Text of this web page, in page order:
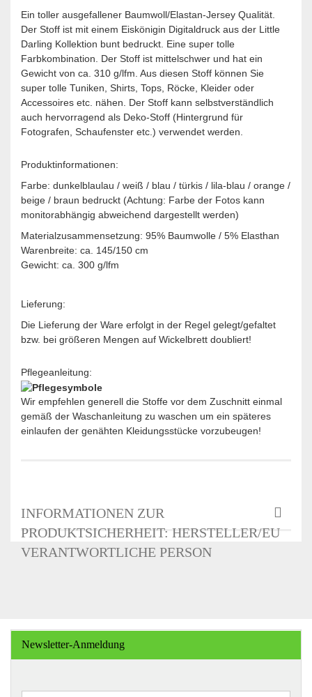
Ein toller ausgefallener Baumwoll/Elastan-Jersey Qualität.
Der Stoff ist mit einem Eiskönigin Digitaldruck aus der Little
Darling Kollektion bunt bedruckt. Eine super tolle
Farbkombination. Der Stoff ist mittelschwer und hat ein
Gewicht von ca. 310 g/lfm. Aus diesen Stoff können Sie
super tolle Tuniken, Shirts, Tops, Röcke, Kleider oder
Accessoires etc. nähen. Der Stoff kann selbstverständlich
auch hervorragend als Deko-Stoff (Hintergrund für
Fotografen, Schaufenster etc.) verwendet werden. ​
Produktinformationen:
Farbe: dunkelblaulau / weiß / blau / türkis / lila-blau / orange /
beige / braun bedruckt (Achtung: Farbe der Fotos kann
monitorabhängig abweichend dargestellt werden)
Materialzusammensetzung: 95% Baumwolle / 5% Elasthan
Warenbreite: ca. 145/150 cm
Gewicht: ca. 300 g/lfm
Lieferung:
Die Lieferung der Ware erfolgt in der Regel gelegt/gefaltet
bzw. bei größeren Mengen auf Wickelbrett doubliert!
Pflegeanleitung:
Wir empfehlen generell die Stoffe vor dem Zuschnitt einmal
gemäß der Waschanleitung zu waschen um ein späteres
einlaufen der genähten Kleidungsstücke vorzubeugen!
INFORMATIONEN ZUR
PRODUKTSICHERHEIT: HERSTELLER/EU
VERANTWORTLICHE PERSON
Newsletter-Anmeldung